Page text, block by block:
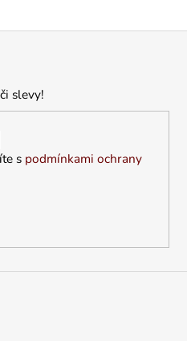
slevy!
s podmínkami ochrany